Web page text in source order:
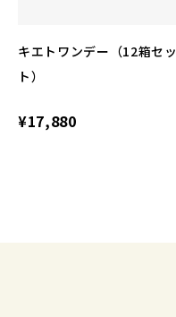
キエトワンデー（12箱セッ
ト）
¥17,880